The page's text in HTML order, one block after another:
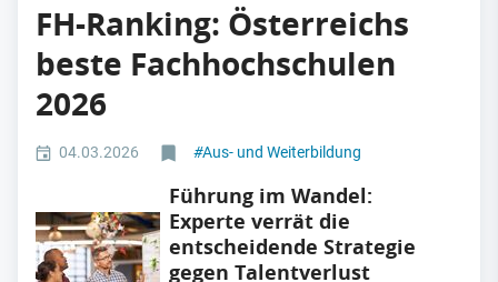
FH-Ranking: Österreichs
beste Fachhochschulen
2026
04.03.2026 #Aus- und Weiterbildung
Führung im Wandel:
Experte verrät die
entscheidende Strategie
gegen Talentverlust